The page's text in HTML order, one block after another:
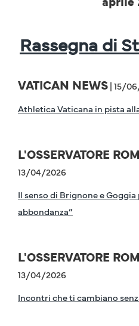
Rassegna di
VATICAN NEWS| 15/
Athletica Vaticana in pista
L'OSSERVATORE
13/04/2026
Il senso di Brignone e
abbondanza”
L'OSSERVATORE
13/04/2026
Incontri che ti cambiano